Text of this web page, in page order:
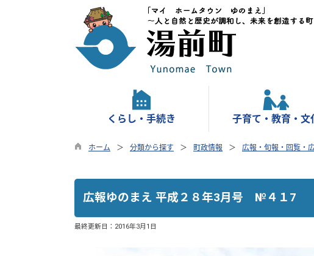
くらし・手続き 子育て・教育・文
ホーム 分類から探す 町政情報 広報・旬報・回覧・
広報ゆのまえ 平成２８年3月号 №４１7
最終更新日： 2016年3月1日